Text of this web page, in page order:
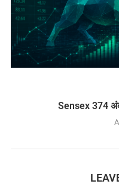
Sensex 374